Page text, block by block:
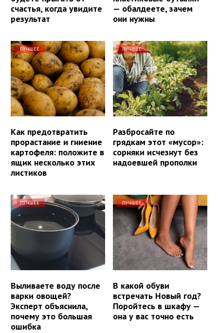
счастья, когда увидите
результат
— обалдеете, зачем
они нужны
ЛУЧШЕЕ
Как предотвратить
прорастание и гниение
картофеля: положите в
ящик несколько этих
листиков
ЛУЧШЕЕ
Разбросайте по
грядкам этот «мусор»:
сорняки исчезнут без
надоевшей прополки
ЛУЧШЕЕ
Выливаете воду после
варки овощей?
Эксперт объяснила,
почему это большая
ошибка
ЛУЧШЕЕ
В какой обуви
встречать Новый год?
Поройтесь в шкафу —
она у вас точно есть